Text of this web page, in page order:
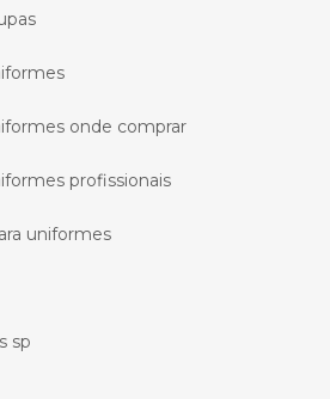
onde comprar
profissionais
uniformes
sp